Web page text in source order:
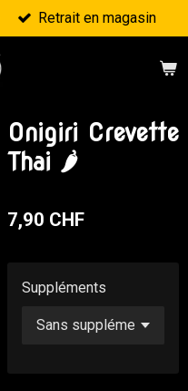
Retrait en magasin
Onigiri Crevette
Thai 🌶
7,90 CHF
Suppléments